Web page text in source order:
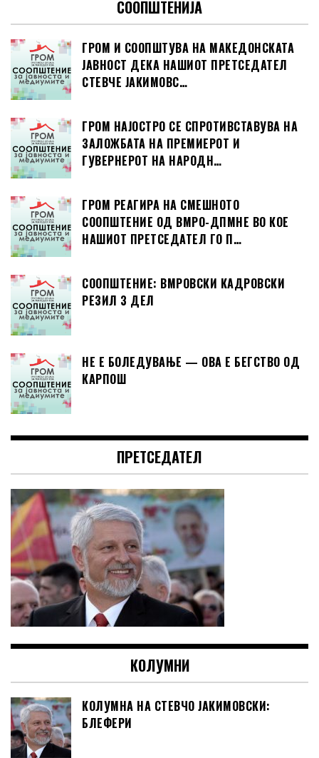
СООПШТЕНИЈА
ГРОМ И СООПШТУВА НА МАКЕДОНСКАТА
ЈАВНОСТ ДЕКА НАШИОТ ПРЕТСЕДАТЕЛ
СТЕВЧЕ ЈАКИМОВС…
ГРОМ НАЈОСТРО СЕ СПРОТИВСТАВУВА НА
ЗАЛОЖБАТА НА ПРЕМИЕРОТ И
ГУВЕРНЕРОТ НА НАРОДН…
ГРОМ РЕАГИРА НА СМЕШНОТО
СООПШТЕНИЕ ОД ВМРО-ДПМНЕ ВО КОЕ
НАШИОТ ПРЕТСЕДАТЕЛ ГО П…
СООПШТЕНИЕ: ВМРОВСКИ КАДРОВСКИ
РЕЗИЛ 3 ДЕЛ
НЕ Е БОЛЕДУВАЊЕ — ОВА Е БЕГСТВО ОД
КАРПОШ
ПРЕТСЕДАТЕЛ
КОЛУМНИ
КОЛУМНА НА СТЕВЧО ЈАКИМОВСКИ:
БЛЕФЕРИ